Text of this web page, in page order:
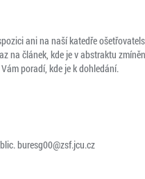
ani na naší katedře
na článek, kde je v abstraktu
poradí, kde je k dohledání.
buresg00@zsf.jcu.cz